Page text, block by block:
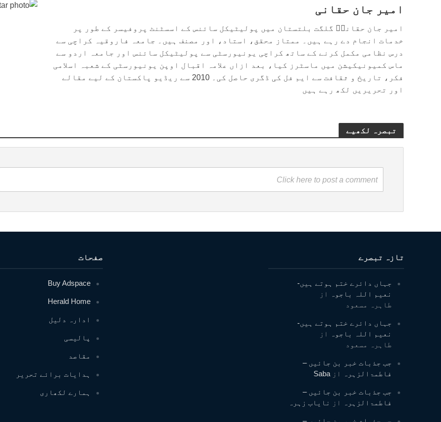
امیر جان حقانی
امیر جان حقانیؔ گلگت بلتستان میں پولیٹیکل سائنس کے اسسٹنٹ پروفیسر کے طور پر
خدمات انجام دے رہے ہیں۔ ممتاز محقق، استاد، اور مصنف ہیں۔ جامعہ فاروقیہ کراچی سے
درس نظامی مکمل کرنے کے ساتھ کراچی یونیورسٹی سے پولیٹیکل سائنس اور جامعہ اردو سے
ماس کمیونیکیشن میں ماسٹرز کیا، بعد ازاں علامہ اقبال اوپن یونیورسٹی کے شعبہ اسلامی
فکر، تاریخ و ثقافت سے ایم فل کی ڈگری حاصل کی۔ 2010 سے ریڈیو پاکستان کے لیے مقالے
اور تحریریں لکھ رہے ہیں
تبصرہ لکھیے
Click here to post a comment
صفحات
Buy Adspace
Herald Home
ادارہ دلیل
پالیسی
مقاصد
ہدایات برائے تحریر
ہمارے لکھاری
تازہ تبصرے
جہاں دائرے ختم ہوتے ہیں-
نعیم اللہ باجوہ
از
طاہرہ مسعود
جہاں دائرے ختم ہوتے ہیں-
نعیم اللہ باجوہ
از
طاہرہ مسعود
جب جذبات خبر بن جائیں –
فاطمۃالزہرہ
ازSaba
جب جذبات خبر بن جائیں –
فاطمۃالزہرہ
از نایاب زہرہ